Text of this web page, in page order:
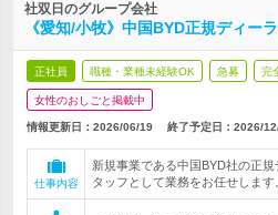
社双日のグループ会社
《愛知/小牧》中国BYD正規ディー
正社員 職種・業種未経験OK 急募 完
女性のおしごと掲載中
情報更新日：2026/06/19 終了予定日： 2026/
仕事内容
新規事業である中国BYD社の正
タッフとして業務をお任せします